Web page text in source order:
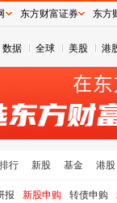
数据 全球 美股 港
排行 新股 基金 港股
报 新股申购 转债申购
东方财富证券 东方